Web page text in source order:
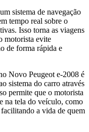
sistema de navegação
tempo real sobre o
Isso torna as viagens
motorista evite
de forma rápida e
Novo Peugeot e-2008 é
sistema do carro através
permite que o motorista
na tela do veículo, como
a vida de quem